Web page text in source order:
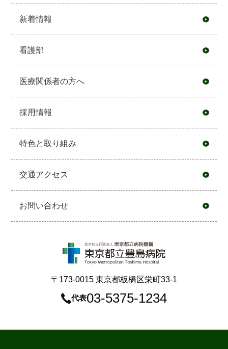
新着情報
看護部
医療関係者の方へ
採用情報
特色と取り組み
交通アクセス
お問い合わせ
〒173-0015 東京都板橋区栄町33-1
代表03-5375-1234